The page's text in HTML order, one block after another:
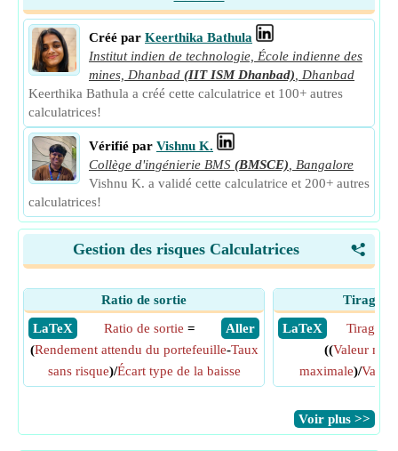
Créé par Keerthika Bathula
Institut indien de technologie, École indienne des
mines, Dhanbad (IIT ISM Dhanbad)
Dhanbad
Keerthika Bathula a créé cette calculatrice et 100+ autres
calculatrices!
Vérifié par Vishnu K.
Collège d'ingénierie BMS (BMSCE)
Bangalore
Vishnu K. a validé cette calculatrice et 200+ autres
calculatrices!
<
Gestion des risques Calculatrices
Ratio de sortie
​ LaTeX
​ Aller
Ratio de sortie =
(Rendement attendu du portefeuille-Taux
sans risque)/Écart type de la baisse
Tirage
​ LaTeX
Tirage
((Valeur
maximale)/
​Voir plus >>